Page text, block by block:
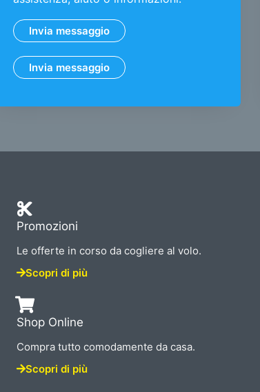
Invia messaggio
Invia messaggio
Promozioni
Le offerte in corso da cogliere al volo.
Scopri di più
Shop Online
Compra tutto comodamente da casa.
Scopri di più